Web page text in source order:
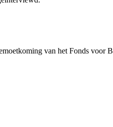
van het Fonds voor